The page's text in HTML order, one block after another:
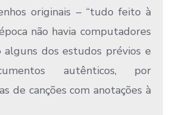
originais – “tudo feito à
não havia computadores
alguns dos estudos prévios e
autênticos, por
de canções com anotações à